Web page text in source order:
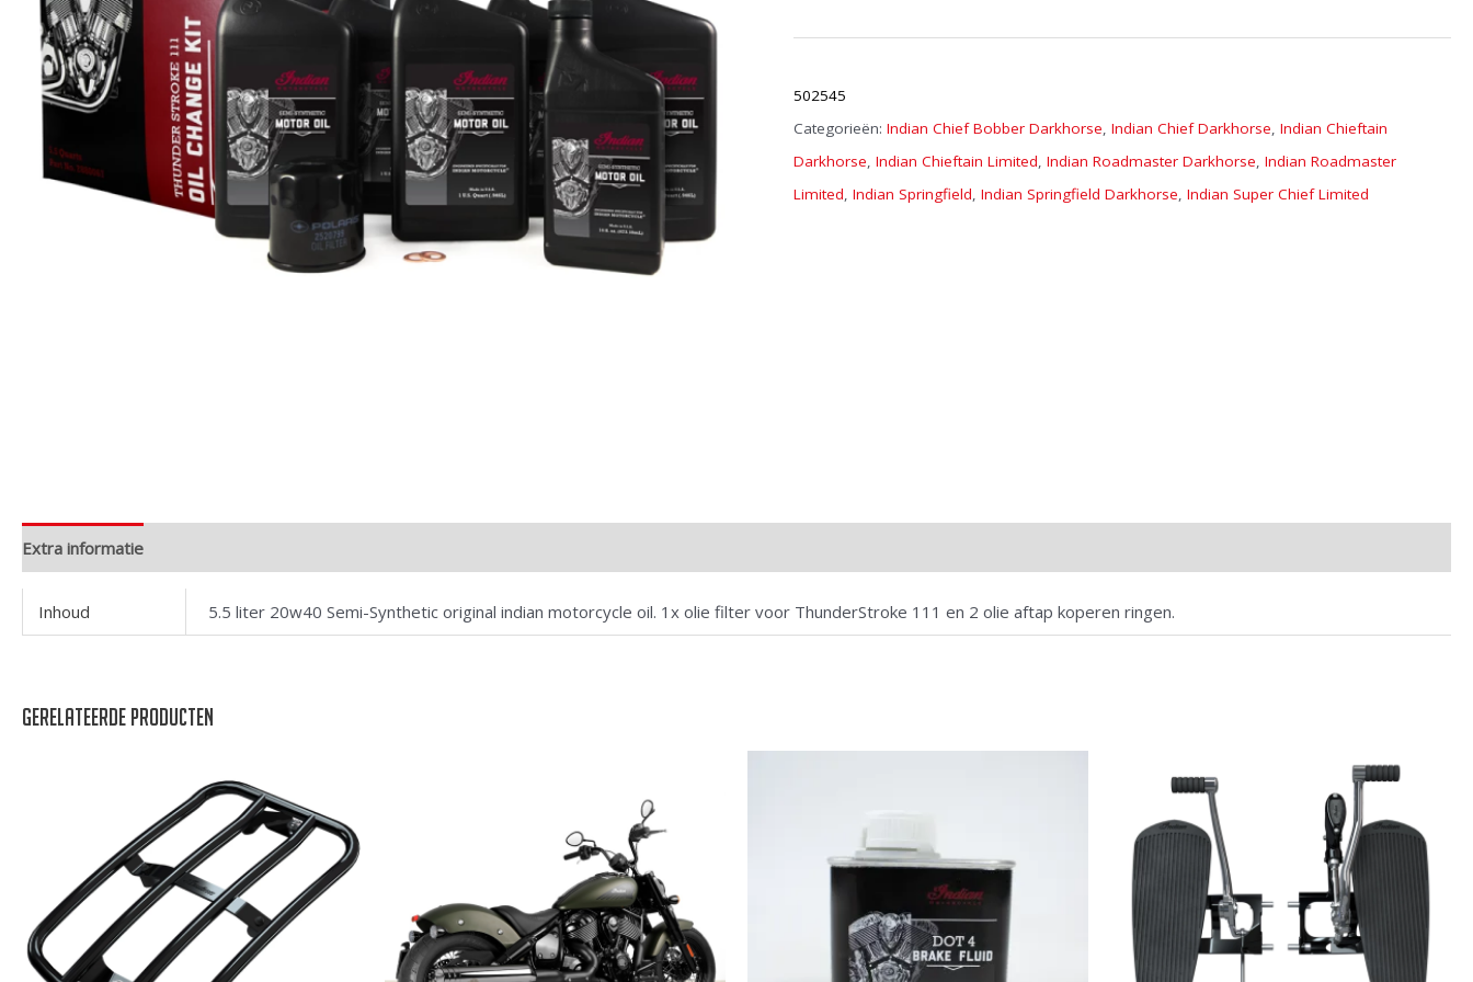
502545
Categorieën:Indian Chief Bobber Darkhorse ,Indian Chief Darkhorse ,Indian Chieftain
Darkhorse ,Indian Chieftain Limited ,Indian Roadmaster Darkhorse ,Indian Roadmaster
Limited ,Indian Springfield ,Indian Springfield Darkhorse ,Indian Super Chief Limited
Extra informatie
Inhoud 5.5 liter 20w40 Semi-Synthetic original indian motorcycle oil. 1x olie filter voor ThunderStroke 111 en 2 olie aftap koperen ringen.
Gerelateerde producten